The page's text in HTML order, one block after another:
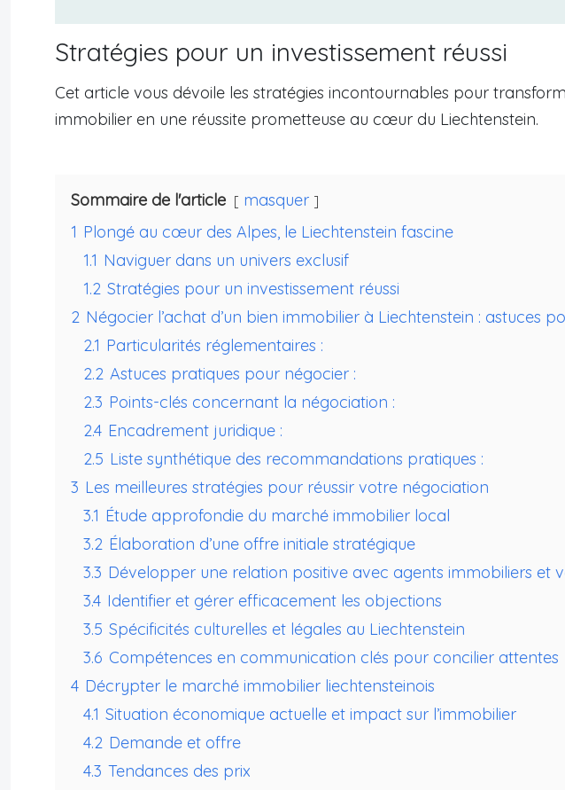
Stratégies pour un investissement réussi
Cet article vous dévoile les stratégies incontournables pour
immobilier en une réussite prometteuse au cœur du Liechtenstein.
Sommaire de l'article
masquer
1 Plongé au cœur des Alpes, le Liechtenstein fascine
1.1 Naviguer dans un univers exclusif
1.2 Stratégies pour un investissement réussi
2 Négocier l’achat d’un bien immobilier à Liechtenstein : astuces
2.1 Particularités réglementaires :
2.2 Astuces pratiques pour négocier :
2.3 Points-clés concernant la négociation :
2.4 Encadrement juridique :
2.5 Liste synthétique des recommandations pratiques :
3 Les meilleures stratégies pour réussir votre négociation
3.1 Étude approfondie du marché immobilier local
3.2 Élaboration d’une offre initiale stratégique
3.3 Développer une relation positive avec agents immobiliers et
3.4 Identifier et gérer efficacement les objections
3.5 Spécificités culturelles et légales au Liechtenstein
3.6 Compétences en communication clés pour concilier attentes
4 Décrypter le marché immobilier liechtensteinois
4.1 Situation économique actuelle et impact sur l’immobilier
4.2 Demande et offre
4.3 Tendances des prix